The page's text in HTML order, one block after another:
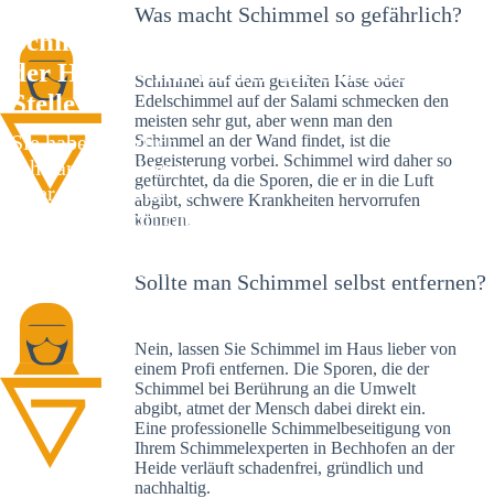
Schimmelexperte in Bechhofen an
der Heide – Ihr Helfer an Ort und
Stelle
Sie haben kürzlich
schwarze Flecken an
Ihrer Wand entdeckt?
Schlechte Nachrichten:
Schimmelbefall in
Was macht Schimmel so gefährlich?
Schimmel auf dem gereiften Käse oder
Edelschimmel auf der Salami schmecken den
meisten sehr gut, aber wenn man den
Schimmel an der Wand findet, ist die
Begeisterung vorbei. Schimmel wird daher so
gefürchtet, da die Sporen, die er in die Luft
abgibt, schwere Krankheiten hervorrufen
können.
Sollte man Schimmel selbst entfernen?
Nein, lassen Sie Schimmel im Haus lieber von
einem Profi entfernen. Die Sporen, die der
Schimmel bei Berührung an die Umwelt
abgibt, atmet der Mensch dabei direkt ein.
Eine professionelle Schimmelbeseitigung von
Ihrem Schimmelexperten in Bechhofen an der
Heide verläuft schadenfrei, gründlich und
nachhaltig.